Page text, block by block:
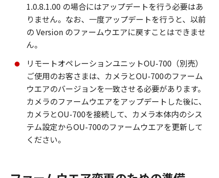
1.0.8.1.00 の場合にはアップデートを行う必要はあ
りません。なお、一度アップデートを行うと、以前
の Version のファームウエアに戻すことはできませ
ん。
リモートオペレーションユニットOU-700（別売）
ご使用のお客さまは、カメラとOU-700のファーム
ウエアのバージョンを一致させる必要があります。
カメラのファームウエアをアップデートした後に、
カメラとOU-700を接続して、カメラ本体内のシス
テム設定からOU-700のファームウエアを更新して
ください。